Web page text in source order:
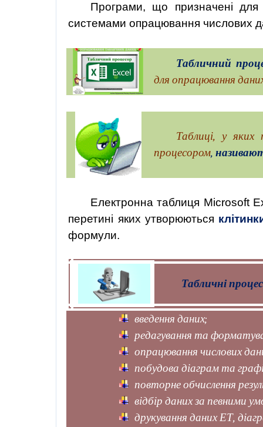
Програми, що призначені
системами опрацювання числових
Табличний
для опрацювання
Таблиці, у
процесором,
Електронна таблиця Microsoft
перетині яких утворюються
формули.
Табличні
введення даних;
редагування та
опрацювання числових
побудова діаграм та
повторне обчислення
відбір даних за певними
друкування даних ЕТ,